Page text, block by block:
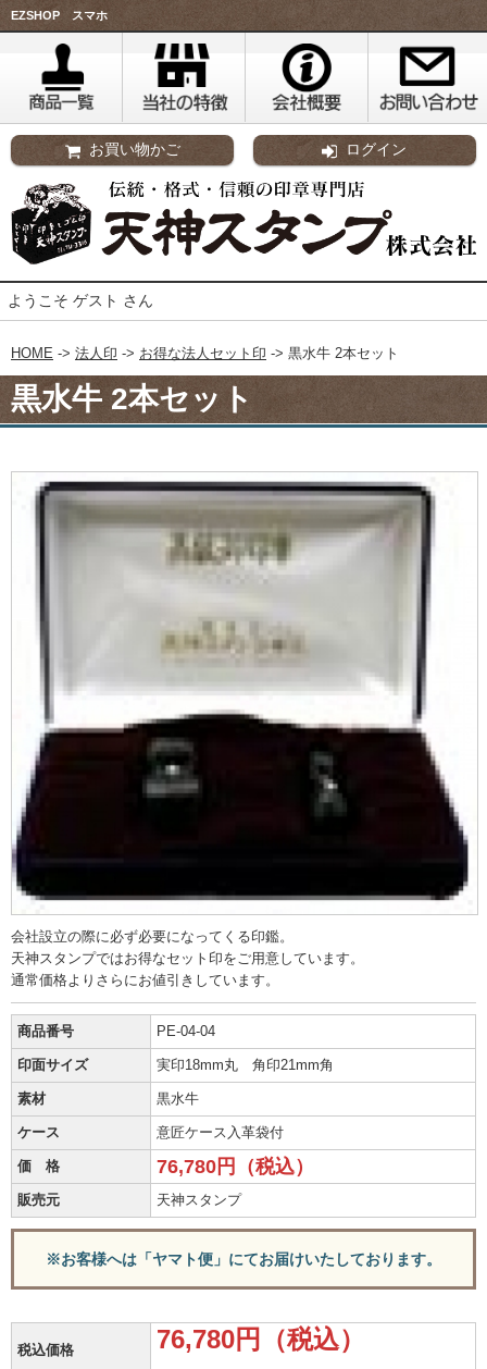
EZSHOP スマホ
お買い物かご ログイン
ようこそ ゲスト さん
HOME -> 法人印 -> お得な法人セット印 -> 黒水牛 2本セット
黒水牛 2本セット
会社設立の際に必ず必要になってくる印鑑。
天神スタンプではお得なセット印をご用意しています。
通常価格よりさらにお値引きしています。
商品番号 PE-04-04
印面サイズ 実印18mm丸 角印21mm角
素材 黒水牛
ケース 意匠ケース入革袋付
価 格 76,780円（税込）
販売元 天神スタンプ
※お客様へは「ヤマト便」にてお届けいたしております。
税込価格 76,780円（税込）